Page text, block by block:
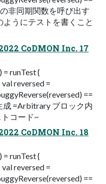
非同期関数を呼び出す
うにテストを書くこと
CoDMON Inc. 17
runTest {
reversed =
==
成 =Arbitrary ブロック内
コード~
CoDMON Inc. 18
runTest {
reversed =
==